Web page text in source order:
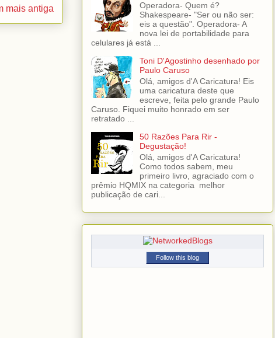
mais antiga
Operadora- Quem é?
Shakespeare- "Ser ou não ser:
eis a questão". Operadora- A
nova lei de portabilidade para
celulares já está ...
Toni D'Agostinho desenhado por
Paulo Caruso
Olá, amigos d'A Caricatura! Eis
uma caricatura deste que
escreve, feita pelo grande Paulo
Caruso. Fiquei muito honrado em ser
retratado ...
50 Razões Para Rir -
Degustação!
Olá, amigos d'A Caricatura!
Como todos sabem, meu
primeiro livro, agraciado com o
prêmio HQMIX na categoria melhor
publicação de cari...
Follow this blog